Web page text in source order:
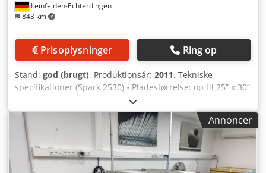
Leinfelden-Echterdingen
843 km
Prisoplysninger Ring op
Stand: god (brugt), Produktionsår: 2011, Tekniske
specifikationer (Spark 2530) • Pladestørrelse: op til 25” x 30”
(635 x 762 mm) • Opløsning: 2.000–4.000 ppi (op til 10.160
ppi for sikkerhed) Chedpfx Acsw Tc Uij Aoa • Software:
Grapholas CDI, understøtter 1-bit TIFF & LEN filer •
Dimensioner: B 1.600 mm · D 870–1.180 mm · H 1.070 mm •
Vægt: 1.000 kg
Annoncer